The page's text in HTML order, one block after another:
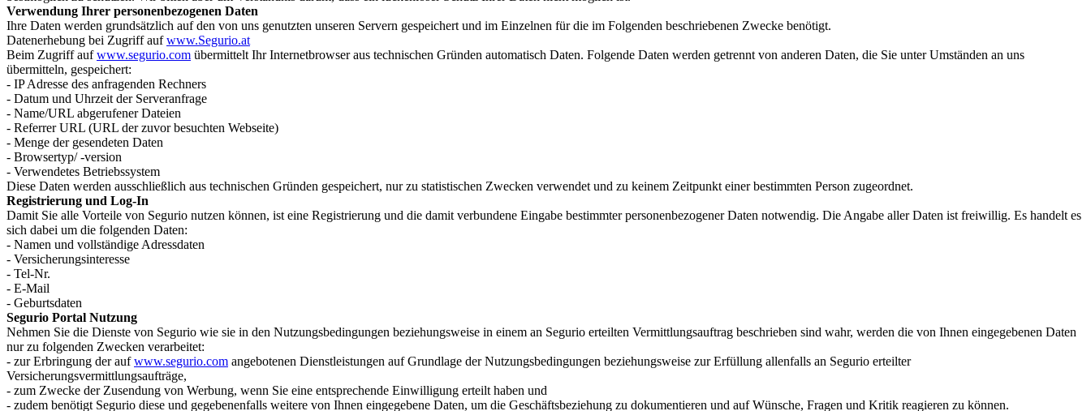
Verwendung Ihrer personenbezogenen Daten
Ihre Daten werden grundsätzlich auf den von uns genutzten unseren Servern gespeichert und im Einzelnen für die im Folgenden beschriebenen Zwecke benötigt.
Datenerhebung bei Zugriff aufwww.Segurio.at
Beim Zugriff aufwww.segurio.com übermittelt Ihr Internetbrowser aus technischen Gründen automatisch Daten. Folgende Daten werden getrennt von anderen Daten, die Sie unter Umständen an uns
übermitteln, gespeichert:
- IP Adresse des anfragenden Rechners
- Datum und Uhrzeit der Serveranfrage
- Name/URL abgerufener Dateien
- Referrer URL (URL der zuvor besuchten Webseite)
- Menge der gesendeten Daten
- Browsertyp/ -version
- Verwendetes Betriebssystem
Diese Daten werden ausschließlich aus technischen Gründen gespeichert, nur zu statistischen Zwecken verwendet und zu keinem Zeitpunkt einer bestimmten Person zugeordnet.
Registrierung und Log-In
Damit Sie alle Vorteile von Segurio nutzen können, ist eine Registrierung und die damit verbundene Eingabe bestimmter personenbezogener Daten notwendig. Die Angabe aller Daten ist freiwillig. Es handelt es
sich dabei um die folgenden Daten:
- Namen und vollständige Adressdaten
- Versicherungsinteresse
- Tel-Nr.
- E-Mail
- Geburtsdaten
Segurio Portal Nutzung
Nehmen Sie die Dienste von Segurio wie sie in den Nutzungsbedingungen beziehungsweise in einem an Segurio erteilten Vermittlungsauftrag beschrieben sind wahr, werden die von Ihnen eingegebenen Daten
nur zu folgenden Zwecken verarbeitet:
- zur Erbringung der aufwww.segurio.com angebotenen Dienstleistungen auf Grundlage der Nutzungsbedingungen beziehungsweise zur Erfüllung allenfalls an Segurio erteilter
Versicherungsvermittlungsaufträge,
- zum Zwecke der Zusendung von Werbung, wenn Sie eine entsprechende Einwilligung erteilt haben und
- zudem benötigt Segurio diese und gegebenenfalls weitere von Ihnen eingegebene Daten, um die Geschäftsbeziehung zu dokumentieren und auf Wünsche, Fragen und Kritik reagieren zu können.